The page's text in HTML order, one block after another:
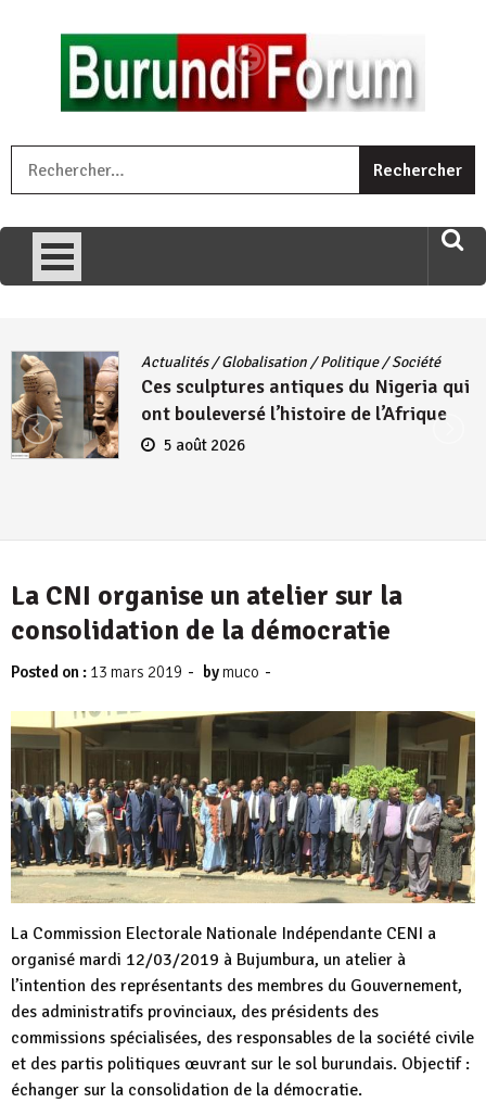
umariye umuryango wawe canke igihugu cakwibarutse .Wewe
uri ngaha ndagusigiye iki kibazo : Uriko ukora iki kugira ngo
Actualités/Globalisation /Politique/Société
Ces sculptures antiques du Nigeria qui
ont bouleversé l’histoire de l’Afrique
5 août 2026
La CNI organise un atelier sur la
consolidation de la démocratie
Posted on : 13 mars 2019 - bymuco -
La Commission Electorale Nationale Indépendante CENI a
organisé mardi 12/03/2019 à Bujumbura, un atelier à
l’intention des représentants des membres du Gouvernement,
des administratifs provinciaux, des présidents des
commissions spécialisées, des responsables de la société civile
et des partis politiques œuvrant sur le sol burundais. Objectif :
échanger sur la consolidation de la démocratie.